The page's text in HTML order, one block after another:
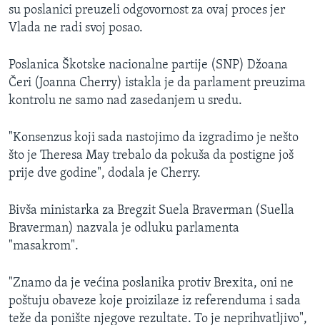
su poslanici preuzeli odgovornost za ovaj proces jer
Vlada ne radi svoj posao.
Poslanica Škotske nacionalne partije (SNP) Džoana
Čeri (Joanna Cherry) istakla je da parlament preuzima
kontrolu ne samo nad zasedanjem u sredu.
"Konsenzus koji sada nastojimo da izgradimo je nešto
što je Theresa May trebalo da pokuša da postigne još
prije dve godine", dodala je Cherry.
Bivša ministarka za Bregzit Suela Braverman (Suella
Braverman) nazvala je odluku parlamenta
"masakrom".
"Znamo da je većina poslanika protiv Brexita, oni ne
poštuju obaveze koje proizilaze iz referenduma i sada
teže da ponište njegove rezultate. To je neprihvatljivo",